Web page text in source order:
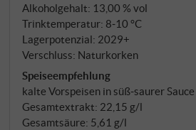
Alkoholgehalt: 13,00 % vol
Trinktemperatur: 8‑10 °C
Lagerpotenzial: 2029+
Verschluss: Naturkorken
Speiseempfehlung
kalte Vorspeisen in süß‑saurer Sauce
Gesamtextrakt: 22,15 g/l
Gesamtsäure: 5,61 g/l